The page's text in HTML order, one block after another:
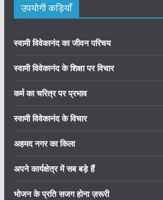
उपयोगी कड़ियाँ
स्वामी विवेकानंद का जीवन परिचय
स्वामी विवेकानंद के शिक्षा पर विचार
कर्म का चरित्र पर प्रभाव
स्वामी विवेकानंद के विचार
अहमद नगर का किला
अपने कार्यक्षेत्र में सब बड़े हैं
भोजन के प्रति सजग होना ज़रूरी